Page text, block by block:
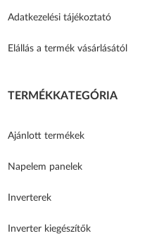
Adatkezelési tájékoztató
Elállás a termék vásárlásától
TERMÉKKATEGÓRIA
Ajánlott termékek
Napelem panelek
Inverterek
Inverter kiegészítők